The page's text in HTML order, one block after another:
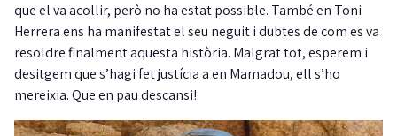
que el va acollir, però no ha estat possible. També en Toni
Herrera ens ha manifestat el seu neguit i dubtes de com es va
resoldre finalment aquesta història. Malgrat tot, esperem i
desitgem que s’hagi fet justícia a en Mamadou, ell s’ho
mereixia. Que en pau descansi!